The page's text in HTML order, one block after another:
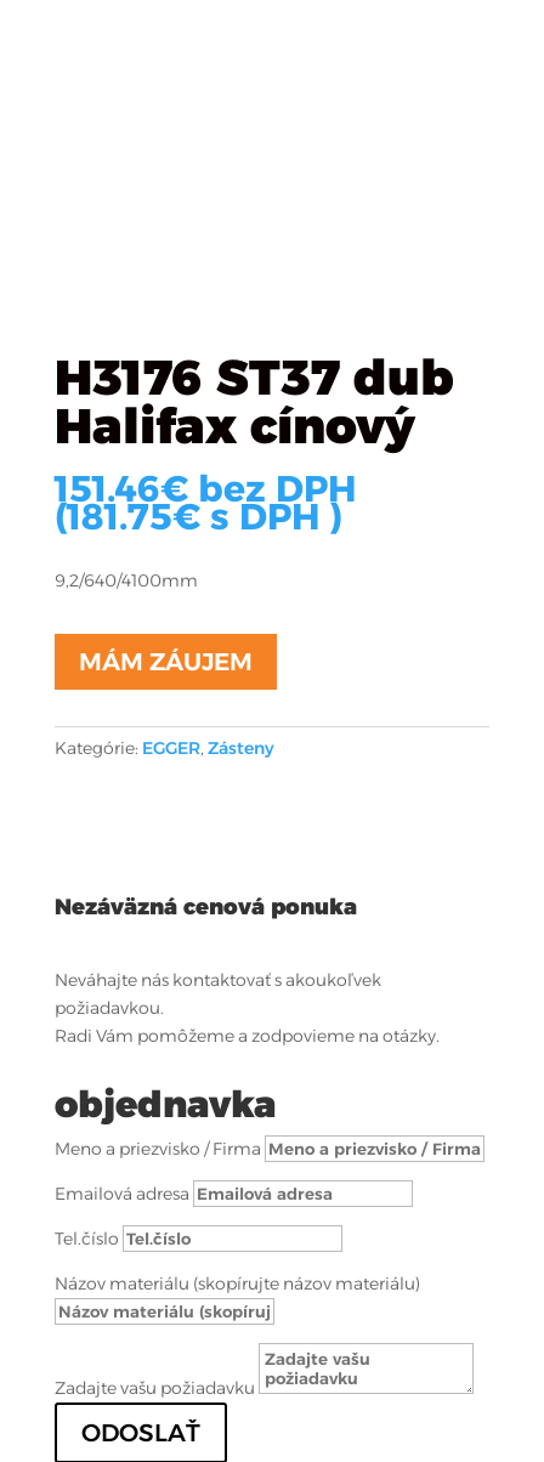
H3176 ST37 dub
Halifax cínový
151.46€ bez DPH
(181.75€s DPH )
9,2/640/4100mm
MÁM ZÁUJEM
Kategórie: EGGER, Zásteny
Nezáväzná cenová ponuka
Neváhajte nás kontaktovať s akoukoľvek
požiadavkou.
Radi Vám pomôžeme a zodpovieme na otázky.
objednavka
Meno a priezvisko / Firma
Emailová adresa
Tel.číslo
Názov materiálu (skopírujte názov materiálu)
Zadajte vašu požiadavku
ODOSLAŤ